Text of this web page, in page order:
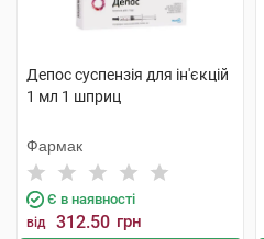
Депос суспензія для ін'єкцій
1 мл 1 шприц
Фармак
Є в наявності
від 312.50 грн